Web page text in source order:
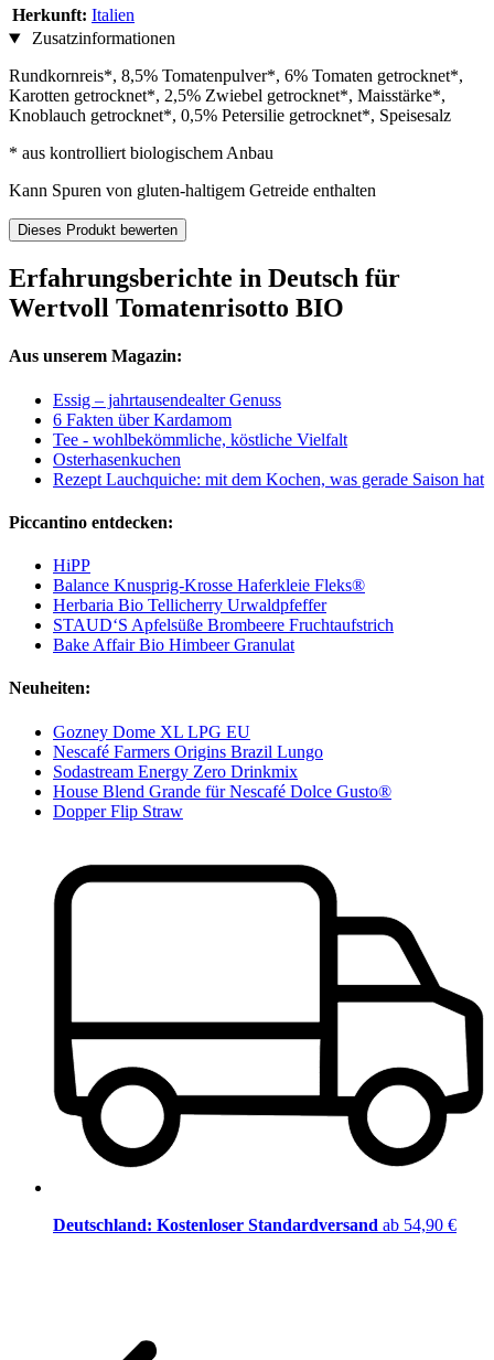
Herkunft: Italien
Zusatzinformationen
Rundkornreis*, 8,5% Tomatenpulver*, 6% Tomaten getrocknet*,
Karotten getrocknet*, 2,5% Zwiebel getrocknet*, Maisstärke*,
Knoblauch getrocknet*, 0,5% Petersilie getrocknet*, Speisesalz
* aus kontrolliert biologischem Anbau
Kann Spuren von gluten-haltigem Getreide enthalten
Dieses Produkt bewerten
Erfahrungsberichte in Deutsch für
Wertvoll Tomatenrisotto BIO
Aus unserem Magazin:
Essig – jahrtausendealter Genuss
6 Fakten über Kardamom
Tee - wohlbekömmliche, köstliche Vielfalt
Osterhasenkuchen
Rezept Lauchquiche: mit dem Kochen, was gerade Saison hat
Piccantino entdecken:
HiPP
Balance Knusprig-Krosse Haferkleie Fleks®
Herbaria Bio Tellicherry Urwaldpfeffer
STAUD‘S Apfelsüße Brombeere Fruchtaufstrich
Bake Affair Bio Himbeer Granulat
Neuheiten:
Gozney Dome XL LPG EU
Nescafé Farmers Origins Brazil Lungo
Sodastream Energy Zero Drinkmix
House Blend Grande für Nescafé Dolce Gusto®
Dopper Flip Straw
Deutschland: Kostenloser Standardversand ab 54,90 €